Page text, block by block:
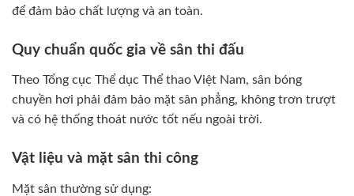
để đảm bảo chất lượng và an toàn.
Quy chuẩn quốc gia về sân thi đấu
Theo Tổng cục Thể dục Thể thao Việt Nam, sân bóng
chuyền hơi phải đảm bảo mặt sân phẳng, không trơn trượt
và có hệ thống thoát nước tốt nếu ngoài trời.
Vật liệu và mặt sân thi công
Mặt sân thường sử dụng: